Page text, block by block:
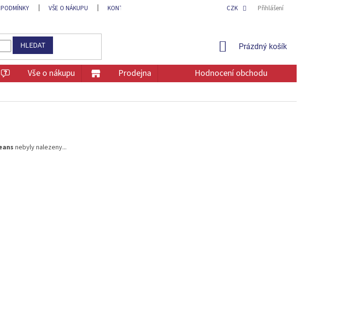
VŠE O NÁKUPU KONTAKT OCHRANA OSOBNÍCH ÚDAJŮCZK Přihlášení
HLEDAT
NÁKUPNÍ
Prázdný košík
Vše o nákupu Prodejna Hodnocení obchodu
nebyly nalezeny...